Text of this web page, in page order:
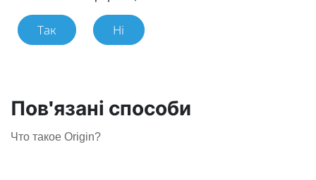
Так Ні
Пов'язані способи
Что такое Origin?